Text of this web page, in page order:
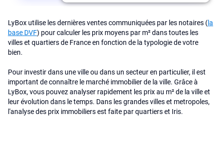
LyBox utilise les dernières ventes communiquées par les notaires (la
base DVF) pour calculer les prix moyens par m² dans toutes les
villes et quartiers de France en fonction de la typologie de votre
bien.
Pour investir dans une ville ou dans un secteur en particulier, il est
important de connaître le marché immobilier de la ville. Grâce à
LyBox, vous pouvez analyser rapidement les prix au m² de la ville et
leur évolution dans le temps. Dans les grandes villes et metropoles,
l'analyse des prix immobiliers est faite par quartiers et Iris.